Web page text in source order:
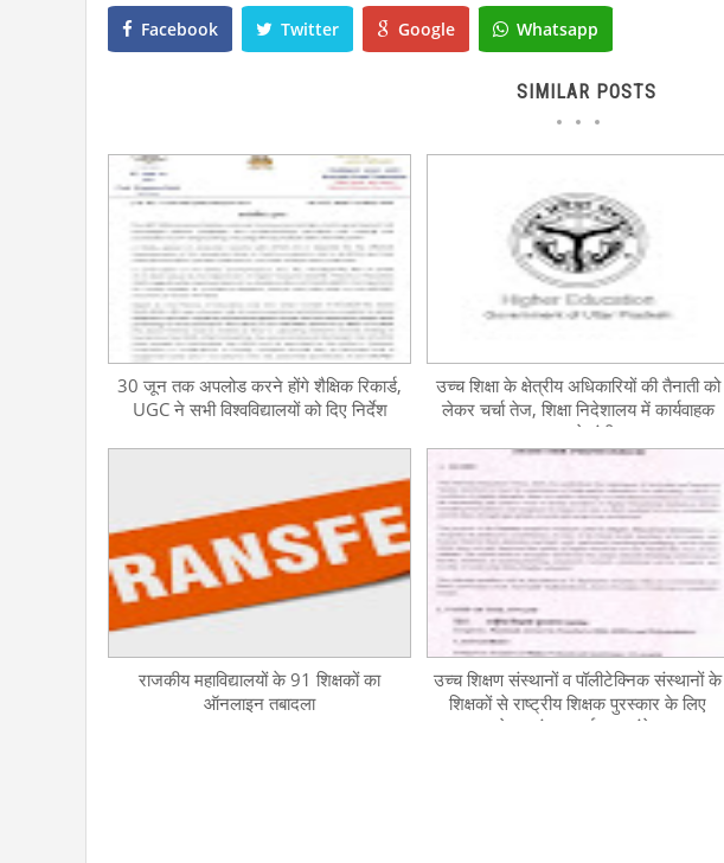
Facebook Twitter Google Whatsapp
SIMILAR POSTS
30 जून तक अपलोड करने होंगे शैक्षिक रिकार्ड,
UGC ने सभी विश्वविद्यालयों को दिए निर्देश
उच्च शिक्षा के क्षेत्रीय अधिकारियों की तैनाती को
लेकर चर्चा तेज, शिक्षा निदेशालय में कार्यवाहक
व्यवस्था पर उठे गंभीर सवाल
राजकीय महाविद्यालयों के 91 शिक्षकों का
ऑनलाइन तबादला
उच्च शिक्षण संस्थानों व पॉलीटेक्निक संस्थानों के
शिक्षकों से राष्ट्रीय शिक्षक पुरस्कार के लिए
आवेदन पांच जुलाई तक मांगे गए